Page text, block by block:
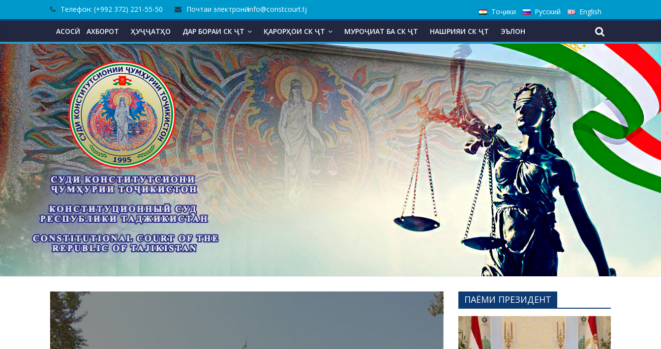
to
Телефон: (+992 372) 221-55-50 Почтаи электронӣ: info@constcourt.tj Тоҷики Русский English
АСОСӢ АХБОРОТ ҲУҶҶАТҲО ДАР БОРАИ СК ҶТ ҚАРОРҲОИ СК ҶТ МУРОҶИАТ БА СК ҶТ НАШРИЯИ СК ҶТ ЭЪЛОН
ПАЁМИ ПРЕЗИДЕНТ